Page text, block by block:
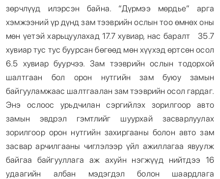
зөрчлүүд илэрсэн байна. “Дүрмээ мөрдье” арга
хэмжээний үр дүнд зам тээврийн ослын тоо өмнөх оны
мөн үетэй харьцуулахад 17.7 хувиар, нас баралт 35.7
хувиар тус тус буурсан бөгөөд мөн хүүхэд өртсөн осол
6.5 хувиар буурчээ. Зам тээврийн ослын тодорхой
шалтгаан бол орон нутгийн зам буюу замын
байгууламжаас шалтгаалан зам тээврийн осол гардаг.
Энэ ослоос урьдчилан сэргийлэх зорилгоор авто
замын эвдрэл гэмтлийг шуурхай засварлуулах
зорилгоор орон нутгийн захиргааны болон авто зам
засвар арчилгааны чиглэлээр үйл ажиллагаа явуулж
байгаа байгууллага аж ахуйн нэгжүүд нийтдээ 16
удаагийн албан мэдэгдэл болон шаардлага